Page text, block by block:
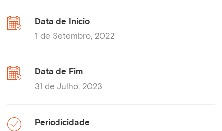
Data de Início
1 de Setembro, 2022
Data de Fim
31 de Julho, 2023
Periodicidade